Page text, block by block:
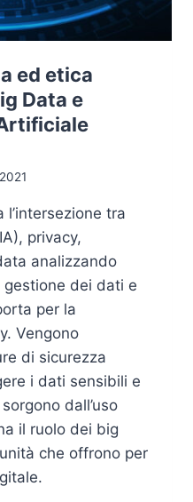
ed etica
Data e
tra
privacy,
analizzando
gestione dei dati e
per la
Vengono
di sicurezza
i dati sensibili e
dall’uso
il ruolo dei big
che offrono per